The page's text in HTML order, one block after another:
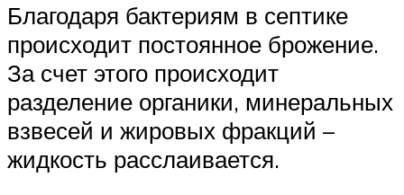
Благодаря бактериям в септике
происходит постоянное брожение.
За счет этого происходит
разделение органики, минеральных
взвесей и жировых фракций –
жидкость расслаивается.